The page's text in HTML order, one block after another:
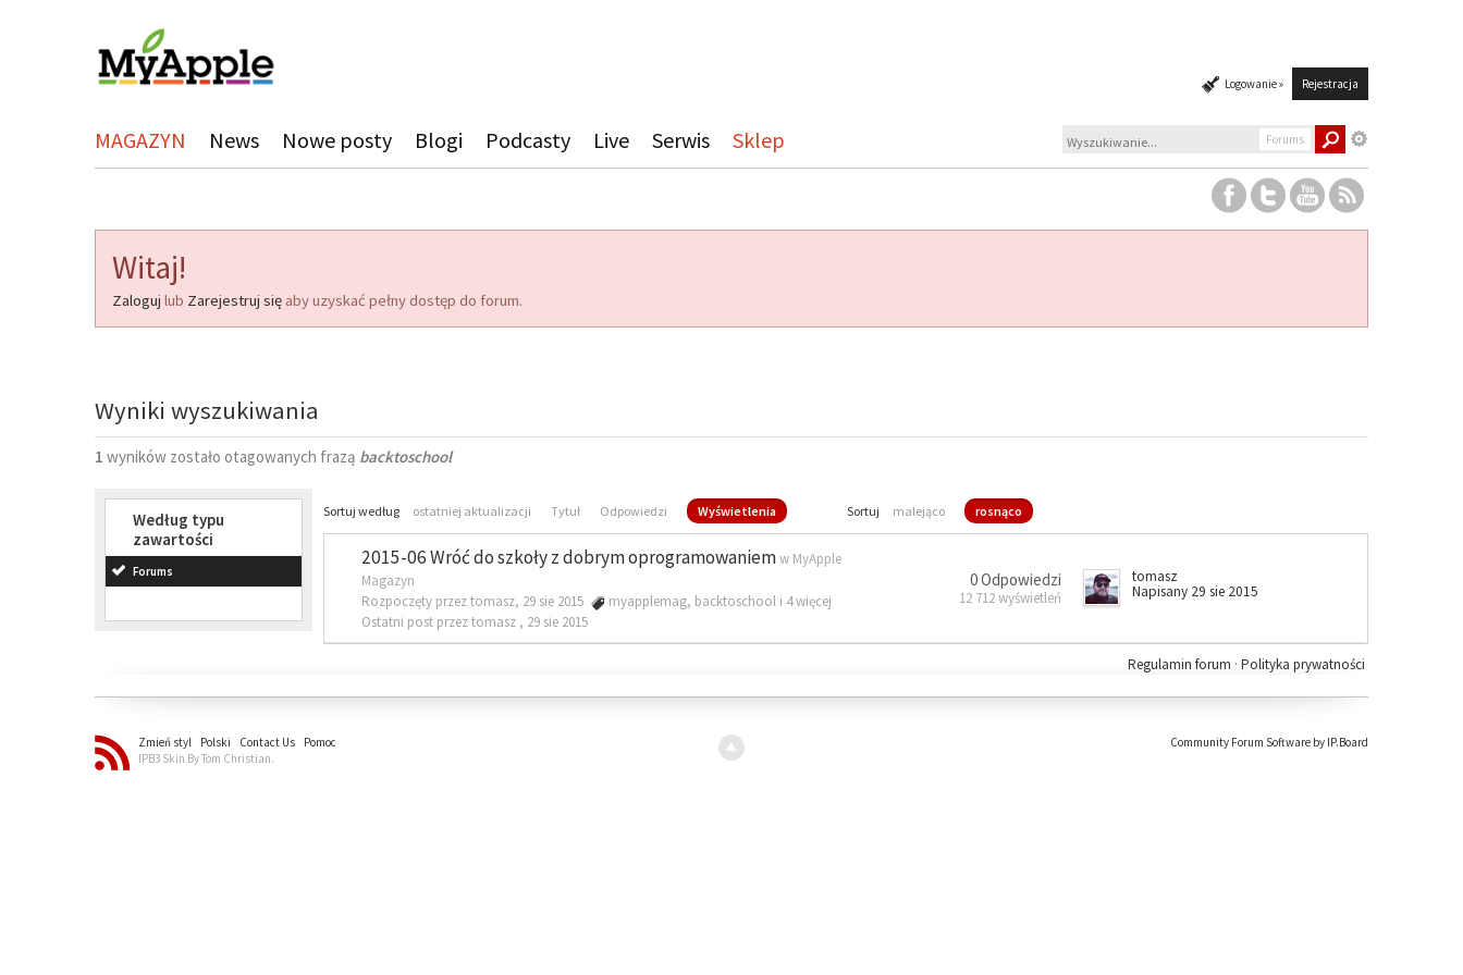
Logowanie » Rejestracja
MAGAZYN News Nowe posty Blogi Podcasty Live Serwis Sklep Forums
Witaj!
Zaloguj lub Zarejestruj się aby uzyskać pełny dostęp do forum.
Wyniki wyszukiwania
1 wyników zostało otagowanych frazą backtoschool
Według typu
zawartości
Forums
Sortuj według ostatniej aktualizacji Tytuł Odpowiedzi Wyświetlenia Sortuj malejąco rosnąco
2015-06 Wróć do szkoły z dobrym oprogramowaniemw MyApple
Magazyn
Rozpoczęty przez tomasz, 29 sie 2015
myapplemag, backtoschool i 4 więcej
Ostatni post przez tomasz , 29 sie 2015
0 Odpowiedzi
12 712 wyświetleń
tomasz
Napisany 29 sie 2015
Polityka prywatności
Regulamin forum ·
Zmień styl Polski Contact Us
Pomoc
IPB3 Skin By Tom Christian.
Community Forum Software by IP.Board